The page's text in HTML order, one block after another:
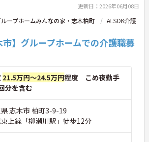
更新日：2026年06月08日
ープホームみんなの家・志木柏町
ALSOK介護
市】グループホームでの介護職募
21.5万円～24.5万円程度 こめ夜勤手
分を含む
志木市 柏町3-9-19
上線「柳瀬川駅」徒歩12分